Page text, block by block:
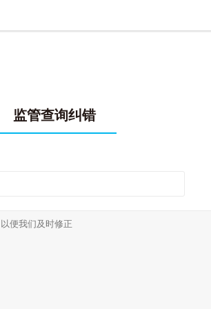
监管查询纠错